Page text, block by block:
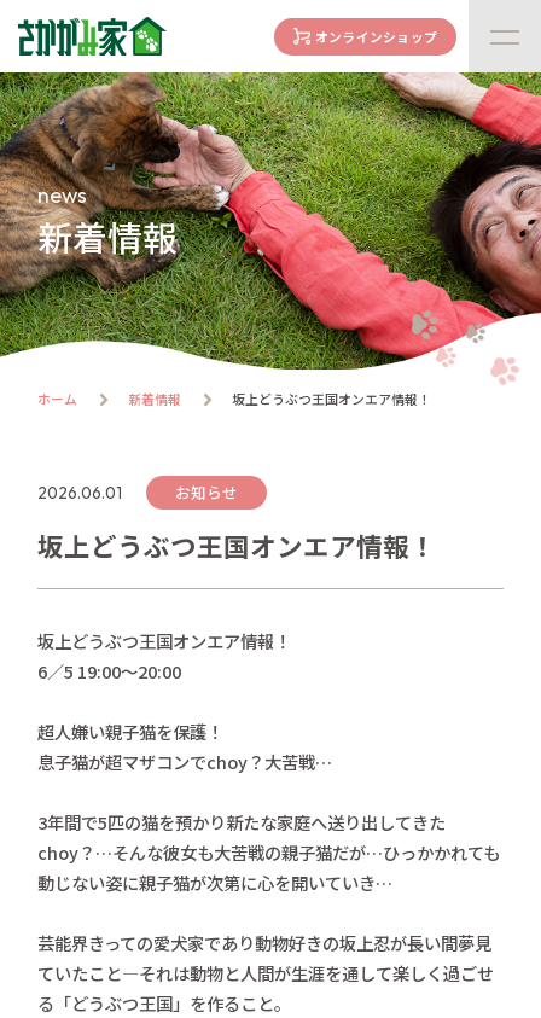
concept
さかがみ家の想い
family
家族になる前に
dogs
わんわん一覧
cats
にゃんにゃん一覧
譲渡までの流れ
ハウス紹介
online store
さかがみ家おすすめグッズ
新着情報
プライバシーポリシー
オンラインショップ
news
新着情報
ホーム 新着情報 坂上どうぶつ王国オンエア情報！
2026.06.01 お知らせ
坂上どうぶつ王国オンエア情報！
坂上どうぶつ王国オンエア情報！
6／5 19:00〜20:00
超人嫌い親子猫を保護！
息子猫が超マザコンでchoy？大苦戦…
3年間で5匹の猫を預かり新たな家庭へ送り出してきた
choy？…そんな彼女も大苦戦の親子猫だが…ひっかかれても
動じない姿に親子猫が次第に心を開いていき…
芸能界きっての愛犬家であり動物好きの坂上忍が長い間夢見
ていたこと―それは動物と人間が生涯を通して楽しく過ごせ
る「どうぶつ王国」を作ること。